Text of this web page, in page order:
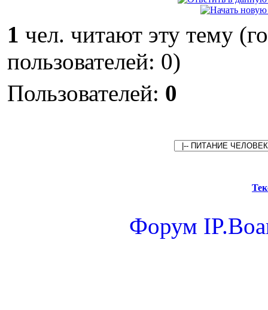
1 чел. читают эту тему
пользователей: 0)
Пользователей: 0
Форум